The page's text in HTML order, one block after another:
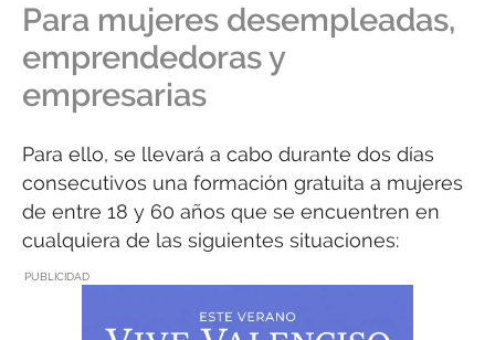
Para mujeres desempleadas,
emprendedoras y
empresarias
Para ello, se llevará a cabo durante dos días
consecutivos una formación gratuita a mujeres
de entre 18 y 60 años que se encuentren en
cualquiera de las siguientes situaciones:
PUBLICIDAD